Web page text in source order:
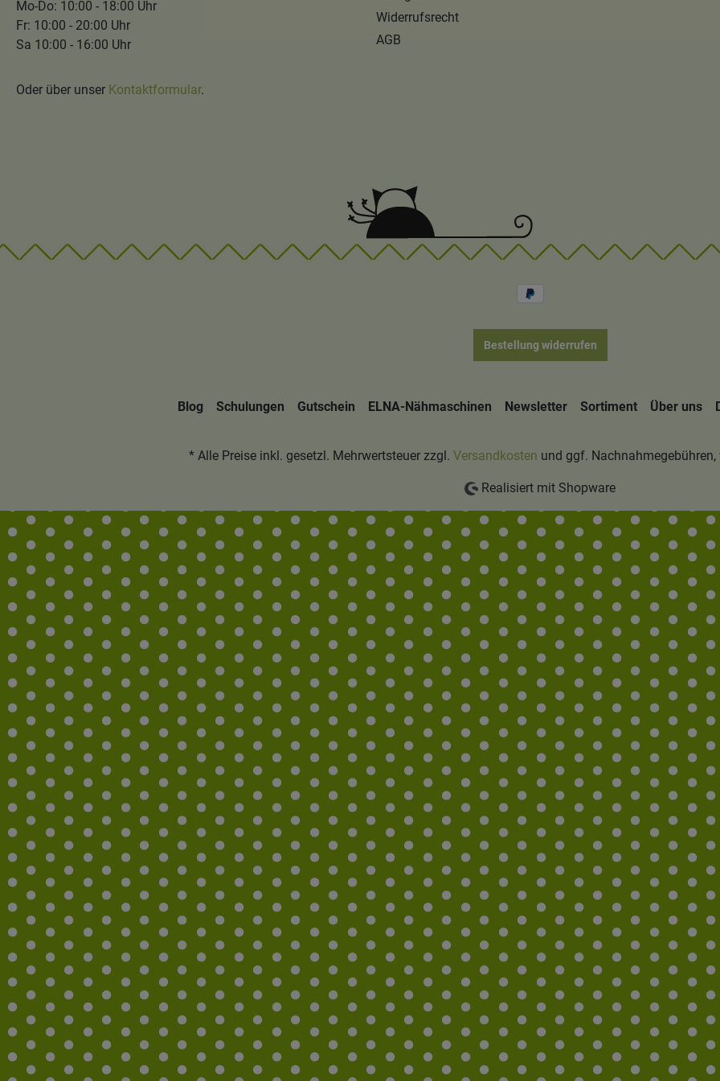
Mo-Do: 10:00 - 18:00 Uhr
Fr: 10:00 - 20:00 Uhr
Sa 10:00 - 16:00 Uhr
Oder über unser Kontaktformular.
Widerrufsrecht
AGB
Bestellung widerrufen
Blog Schulungen Gutschein ELNA-Nähmaschinen Newsletter Sortiment Über uns
* Alle Preise inkl. gesetzl. Mehrwertsteuer zzgl. Versandkosten und ggf.
Realisiert mit Shopware